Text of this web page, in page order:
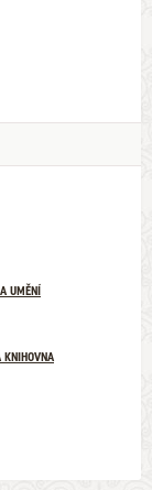
UMĚNÍ
KNIHOVNA